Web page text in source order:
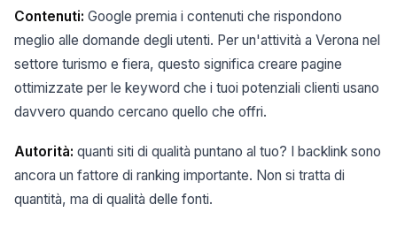
Contenuti: Google premia i contenuti che rispondono
meglio alle domande degli utenti. Per un'attività a Verona nel
settore turismo e fiera, questo significa creare pagine
ottimizzate per le keyword che i tuoi potenziali clienti usano
davvero quando cercano quello che offri.
Autorità: quanti siti di qualità puntano al tuo? I backlink sono
ancora un fattore di ranking importante. Non si tratta di
quantità, ma di qualità delle fonti.